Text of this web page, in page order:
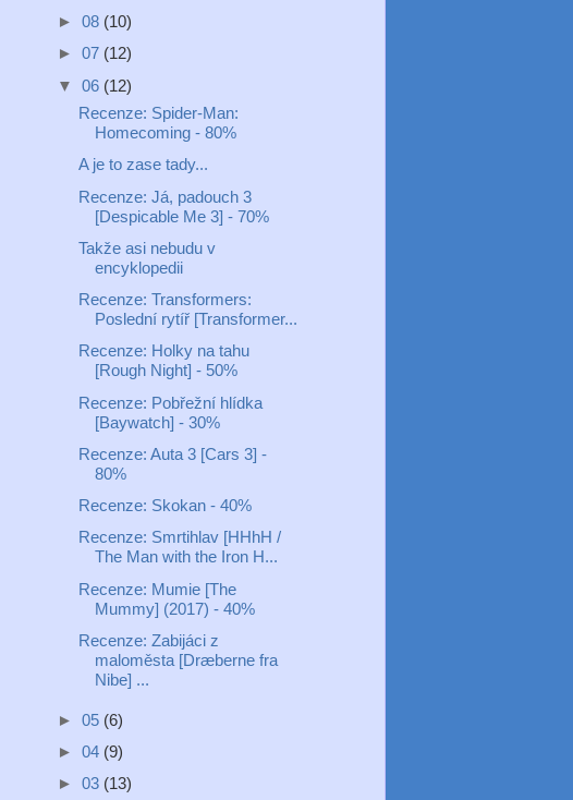
► 08 (10)
► 07 (12)
▼ 06 (12)
Recenze: Spider-Man:
Homecoming - 80%
A je to zase tady...
Recenze: Já, padouch 3
[Despicable Me 3] - 70%
Takže asi nebudu v
encyklopedii
Recenze: Transformers:
Poslední rytíř [Transformer...
Recenze: Holky na tahu
[Rough Night] - 50%
Recenze: Pobřežní hlídka
[Baywatch] - 30%
Recenze: Auta 3 [Cars 3] -
80%
Recenze: Skokan - 40%
Recenze: Smrtihlav [HHhH /
The Man with the Iron H...
Recenze: Mumie [The
Mummy] (2017) - 40%
Recenze: Zabijáci z
maloměsta [Dræberne fra
Nibe] ...
► 05 (6)
► 04 (9)
► 03 (13)